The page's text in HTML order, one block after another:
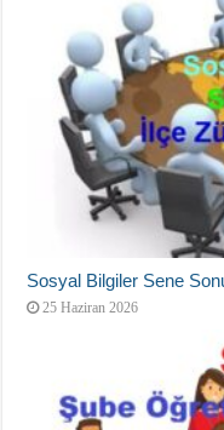
Sosyal Bilgiler Sene
25 Haziran 2026